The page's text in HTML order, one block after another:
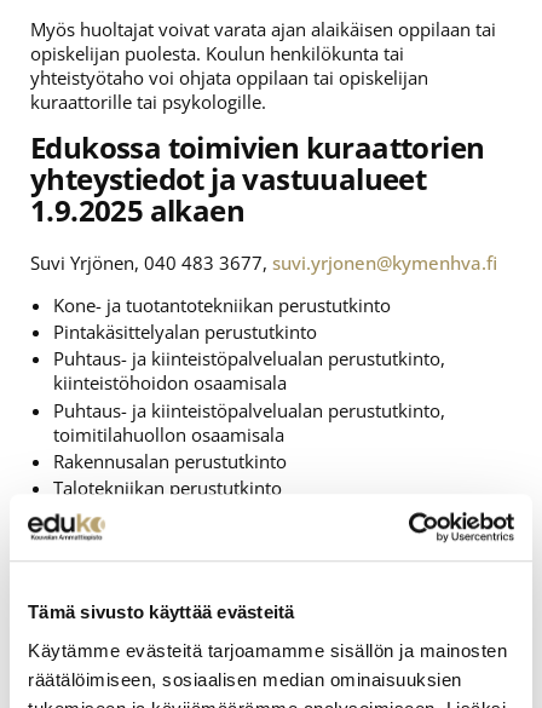
Tämä sivusto käyttää evästeitä
Käytämme evästeitä tarjoamamme sisällön ja mainosten
räätälöimiseen, sosiaalisen median ominaisuuksien
Myös huoltajat voivat varata ajan alaikäisen oppilaan tai
opiskelijan puolesta. Koulun henkilökunta tai
yhteistyötaho voi ohjata oppilaan tai opiskelijan
kuraattorille tai psykologille.
Edukossa toimivien kuraattorien
yhteystiedot ja vastuualueet
1.9.2025 alkaen
Suvi Yrjönen, 040 483 3677, suvi.yrjonen@kymenhva.fi
Kone- ja tuotantotekniikan perustutkinto
Pintakäsittelyalan perustutkinto
Puhtaus- ja kiinteistöpalvelualan perustutkinto,
kiinteistöhoidon osaamisala
Puhtaus- ja kiinteistöpalvelualan perustutkinto,
toimitilahuollon osaamisala
Rakennusalan perustutkinto
Talotekniikan perustutkinto
Turvallisuusalan perustutkinto
Tieto- ja viestintätekniikan perustutkinto (elektroniikka-
ja hyvinvointiteknologia-asentaja)
(ohjelmistokehittäjä)
TUVA
Marika Elg, 040 0510 557,